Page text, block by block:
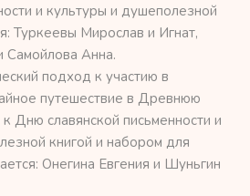
и культуры и душеполезной
Туркеевы Мирослав и Игнат,
Самойлова Анна.
подход к участию в
путешествие в Древнюю
Дню славянской письменности и
книгой и набором для
Онегина Евгения и Шуньгин